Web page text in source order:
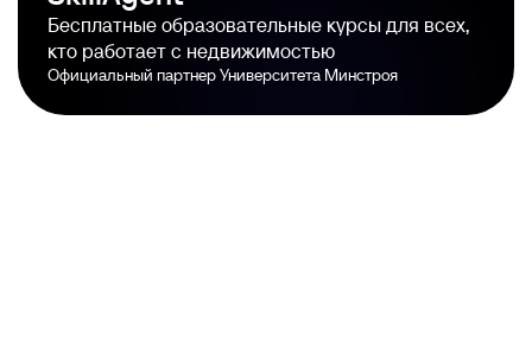
Бесплатные образовательные курсы для всех,
кто работает с недвижимостью
Официальный партнер Университета Минстроя